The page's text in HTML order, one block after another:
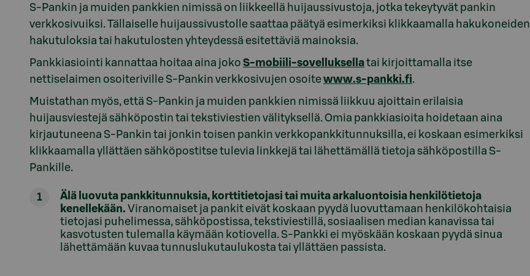
S-Pankin ja muiden pankkien nimissä on liikkeellä huijaussivustoja, jotka tekeytyvät pankin
verkkosivuiksi. Tällaiselle huijaussivustolle saattaa päätyä esimerkiksi klikkaamalla hakukoneiden
hakutuloksia tai hakutulosten yhteydessä esitettäviä mainoksia.
Pankkiasiointi kannattaa hoitaa aina joko S-mobiili-sovelluksellatai kirjoittamalla itse
nettiselaimen osoiteriville S-Pankin verkkosivujen osoitewww.s-pankki.fi.
Muistathan myös, että S-Pankin ja muiden pankkien nimissä liikkuu ajoittain erilaisia
huijausviestejä sähköpostin tai tekstiviestien välityksellä. Omia pankkiasioita hoidetaan aina
kirjautuneena S-Pankin tai jonkin toisen pankin verkkopankkitunnuksilla, ei koskaan esimerkiksi
klikkaamalla yllättäen sähköpostitse tulevia linkkejä tai lähettämällä tietoja sähköpostilla S-
Pankille.
Älä luovuta pankkitunnuksia, korttitietojasi tai muita arkaluontoisia henkilötietoja
kenellekään. Viranomaiset ja pankit eivät koskaan pyydä luovuttamaan henkilökohtaisia
tietojasi puhelimessa, sähköpostissa, tekstiviestillä, sosiaalisen median kanavissa tai
kasvotusten tulemalla käymään kotiovella. S-Pankki ei myöskään koskaan pyydä sinua
lähettämään kuvaa tunnuslukutaulukosta tai yllättäen passista.